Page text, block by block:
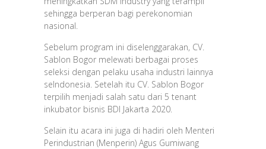
sehingga berperan bagi perekonomian
nasional.
Sebelum program ini diselenggarakan, CV.
Sablon Bogor melewati berbagai proses
seleksi dengan pelaku usaha industri lainnya
seIndonesia. Setelah itu CV. Sablon Bogor
terpilih menjadi salah satu dari 5 tenant
inkubator bisnis BDI Jakarta 2020.
Selain itu acara ini juga di hadiri oleh Menteri
Perindustrian (Menperin) Agus Gumiwang